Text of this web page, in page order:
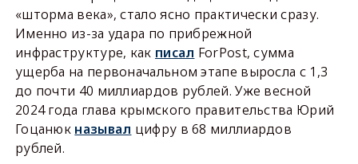
«шторма века», стало ясно практически сразу.
Именно из-за удара по прибрежной
инфраструктуре, как писал ForPost, сумма
ущерба на первоначальном этапе выросла с 1,3
до почти 40 миллиардов рублей. Уже весной
2024 года глава крымского правительства Юрий
Гоцанюк называл цифру в 68 миллиардов
рублей.